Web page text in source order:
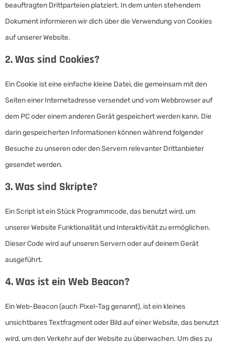
beauftragten Drittparteien platziert. In dem unten stehendem
Dokument informieren wir dich über die Verwendung von Cookies
auf unserer Website.
2. Was sind Cookies?
Ein Cookie ist eine einfache kleine Datei, die gemeinsam mit den
Seiten einer Internetadresse versendet und vom Webbrowser auf
dem PC oder einem anderen Gerät gespeichert werden kann. Die
darin gespeicherten Informationen können während folgender
Besuche zu unseren oder den Servern relevanter Drittanbieter
gesendet werden.
3. Was sind Skripte?
Ein Script ist ein Stück Programmcode, das benutzt wird, um
unserer Website Funktionalität und Interaktivität zu ermöglichen.
Dieser Code wird auf unseren Servern oder auf deinem Gerät
ausgeführt.
4. Was ist ein Web Beacon?
Ein Web-Beacon (auch Pixel-Tag genannt), ist ein kleines
unsichtbares Textfragment oder Bild auf einer Website, das benutzt
wird, um den Verkehr auf der Website zu überwachen. Um dies zu